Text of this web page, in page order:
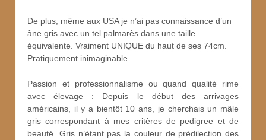
De plus, même aux USA je n’ai pas connaissance d’un
âne gris avec un tel palmarès dans une taille
équivalente. Vraiment UNIQUE du haut de ses 74cm.
Pratiquement inimaginable.
Passion et professionnalisme ou quand qualité rime
avec élevage : Depuis le début des arrivages
américains, il y a bientôt 10 ans, je cherchais un mâle
gris correspondant à mes critères de pedigree et de
beauté. Gris n’étant pas la couleur de prédilection des